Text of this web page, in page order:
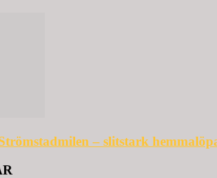
– slitstark